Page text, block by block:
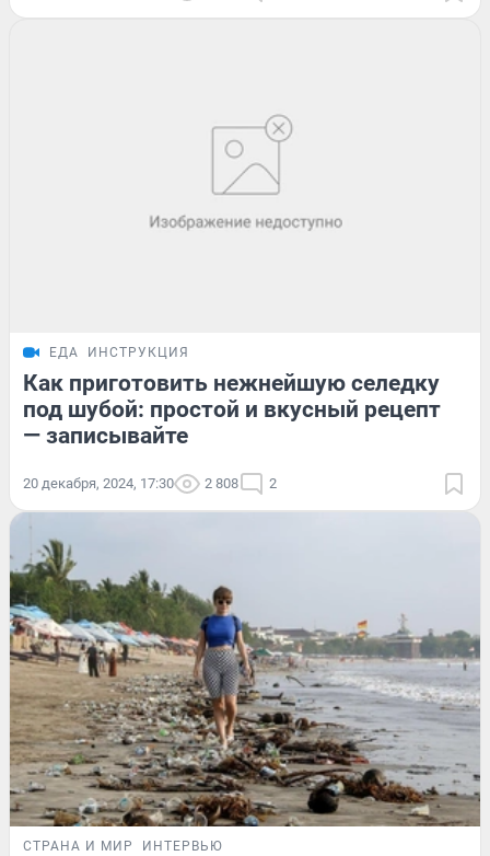
ЕДА ИНСТРУКЦИЯ
Как приготовить нежнейшую селедку
под шубой: простой и вкусный рецепт
— записывайте
20 декабря, 2024, 17:30 2 808 2
СТРАНА И МИР ИНТЕРВЬЮ